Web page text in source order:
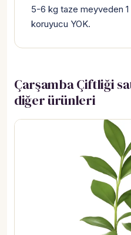
Ürün
5-6 kg taze meyveden 1
koruyucu YOK.
Çarşamba Çiftliği
diğer ürünleri